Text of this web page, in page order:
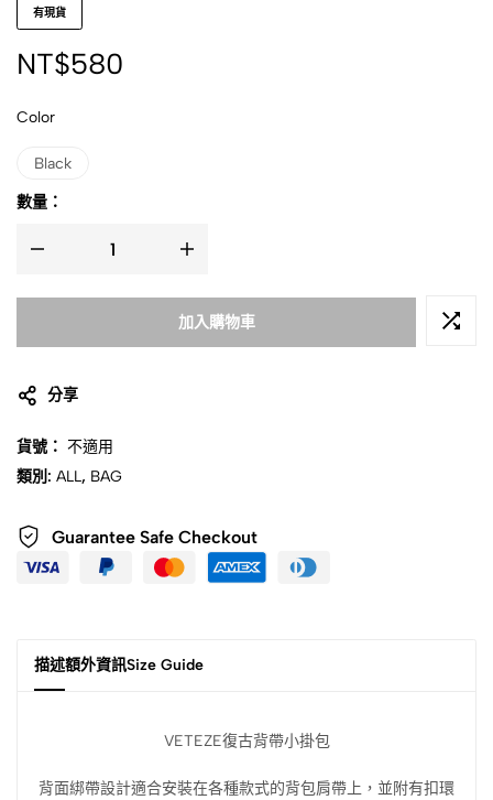
有現貨
NT$580
Color
Black
數量：
加入購物車
分享
貨號： 不適用
類別: ALL, BAG
Guarantee Safe Checkout
描述額外資訊Size Guide
VETEZE復古背帶小掛包
背面綁帶設計適合安裝在各種款式的背包肩帶上，並附有扣環